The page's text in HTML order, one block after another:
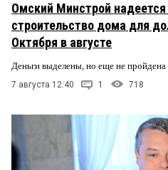
Омский Минстрой надеется
строительство дома для
Октября в августе
Деньги выделены, но еще не пройдена
7 августа 12:40 1 718